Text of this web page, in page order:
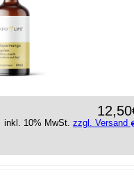
inkl. 10% MwSt. zzgl. Versand